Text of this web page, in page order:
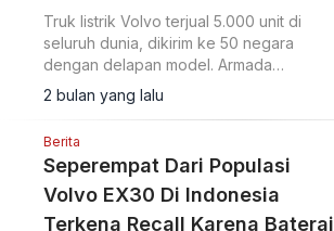
Truk listrik Volvo terjual 5.000 unit di
seluruh dunia, dikirim ke 50 negara
dengan delapan model. Armada
menempuh 170 juta km sejak 2019.
2 bulan yang lalu
Berita
Seperempat Dari Populasi
Volvo EX30 Di Indonesia
Terkena Recall Karena Baterai